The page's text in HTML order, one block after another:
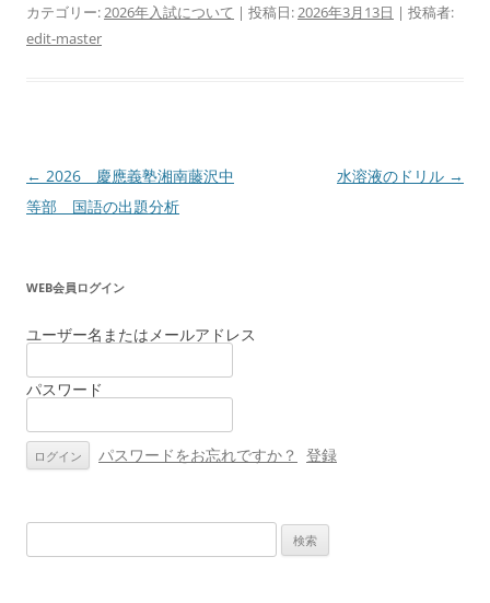
カテゴリー:2026年入試について | 投稿日:2026年3月13日 | 投稿者:
edit-master
投
稿
ゲ
ー
ョ
← 2026 慶應義塾湘南藤沢中
等部 国語の出題分析
水溶液のドリル →
WEB会員ログイン
ユーザー名またはメールアドレス
パスワード
パスワードをお忘れですか？ 登録
索: